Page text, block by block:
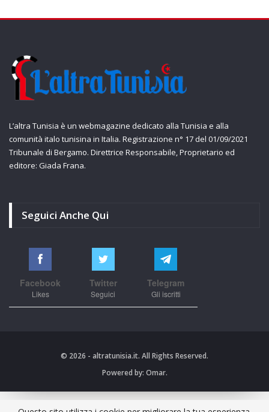
L’altra Tunisia è un webmagazine dedicato alla Tunisia e alla
comunità italo tunisina in Italia. Registrazione n° 17 del 01/09/2021
Tribunale di Bergamo. Direttrice Responsabile, Proprietario ed
editore: Giada Frana.
Seguici Anche Qui
Facebook
Likes
Twitter
Seguici
Telegram
Gli iscritti
© 2026 - altratunisia.it. All Rights Reserved.
Powered by: Omar.